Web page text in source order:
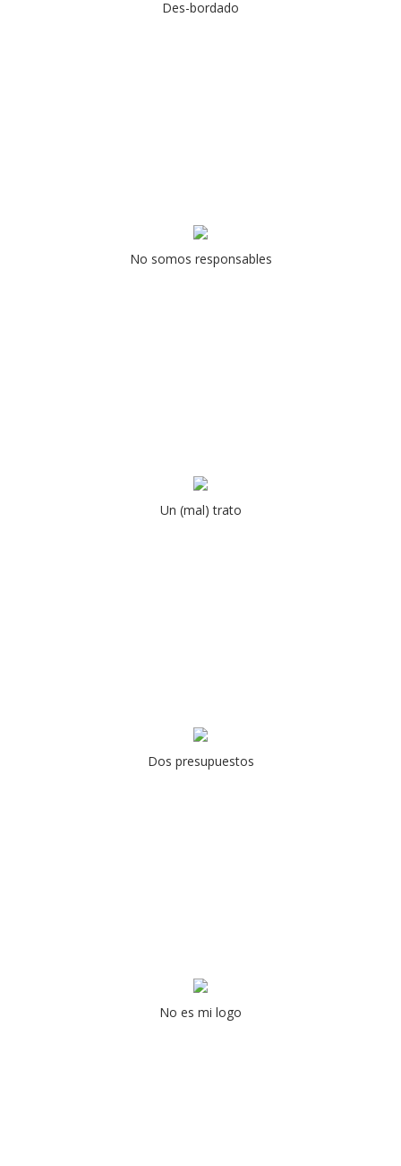
Des-bordado
No somos responsables
Un (mal) trato
Dos presupuestos
No es mi logo